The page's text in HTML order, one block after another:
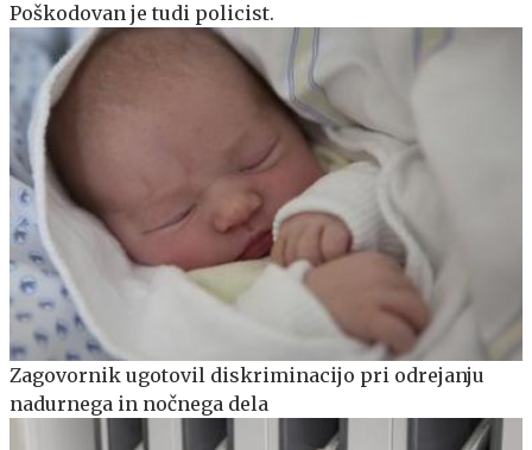
Poškodovan je tudi policist.
Zagovornik ugotovil diskriminacijo pri odrejanju
nadurnega in nočnega dela